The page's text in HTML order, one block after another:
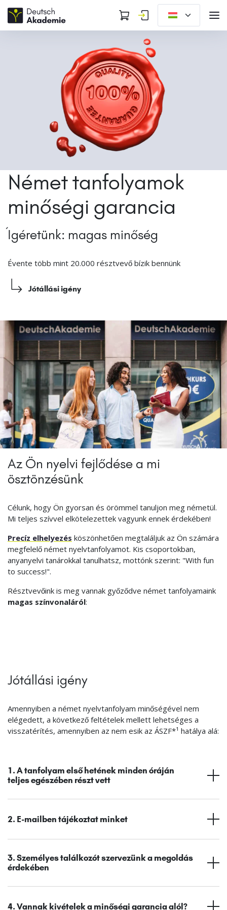
Német tanfolyamok
minőségi garancia
Ígéretünk: magas minőség
Évente több mint 20.000 résztvevő bízik bennünk
Jótállási igény
Az Ön nyelvi fejlődése a mi
ösztönzésünk
Célunk, hogy Ön gyorsan és örömmel tanuljon meg németül.
Mi teljes szívvel elkötelezettek vagyunk ennek érdekében!
Precíz elhelyezés köszönhetően megtaláljuk az Ön számára
megfelelő német nyelvtanfolyamot. Kis csoportokban,
anyanyelvi tanárokkal tanulhatsz, mottónk szerint: "With fun
to success!".
Résztvevőink is meg vannak győződve német tanfolyamaink
magas színvonaláról:
Jótállási igény
Amennyiben a német nyelvtanfolyam minőségével nem
elégedett, a következő feltételek mellett lehetséges a
visszatérítés, amennyiben az nem esik az ÁSZF*¹ hatálya alá:
1. A tanfolyam első hetének minden óráján
teljes egészében részt vett
2. E-mailben tájékoztat minket
3. Személyes találkozót szervezünk a megoldás
érdekében
4. Vannak kivételek a minőségi garancia alól?